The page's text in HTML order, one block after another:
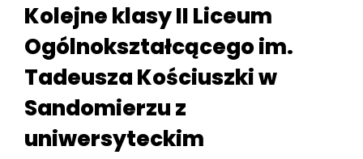
Kolejne klasy II Liceum
Ogólnokształcącego im.
Tadeusza Kościuszki w
Sandomierzu z
uniwersyteckim